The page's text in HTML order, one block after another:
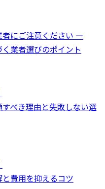
者にご注意ください —
業者選びのポイント
べき理由と失敗しない選
費用を抑えるコツ